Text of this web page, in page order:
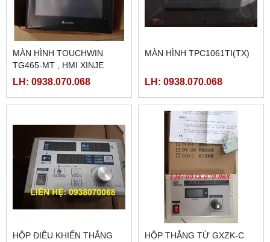
MÀN HÌNH TOUCHWIN
TG465-MT , HMI XINJE
TG465-MT
LH: 0938.070.068
MÀN HÌNH TPC1061TI(TX)
LH: 0938.070.068
HỘP ĐIỀU KHIỂN THẮNG
HỘP THẮNG TỪ GXZK-C